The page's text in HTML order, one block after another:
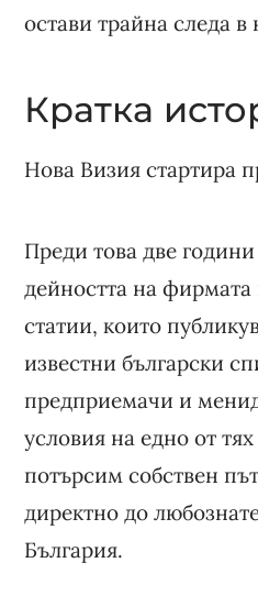
остави трайна следа в
Кратка
Нова Визия стартира
Преди това две
дейността на фирмата
статии, които
известни български
предприемачи и
условия на едно от
потърсим собствен
директно до
България.